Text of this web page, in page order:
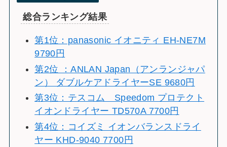
総合ランキング結果
第1位：panasonic イオニティ EH-NE7M
9790円
第2位 ：ANLAN Japan（アンランジャパ
ン） ダブルケアドライヤーSE 9680円
第3位：テスコム Speedom プロテクト
イオンドライヤー TD570A 7700円
第4位：コイズミ イオンバランスドライ
ヤー KHD-9040 7700円